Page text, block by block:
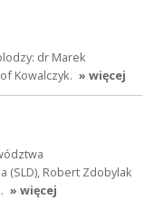
dr Marek
Kowalczyk. » więcej
(SLD), Robert Zdobylak
» więcej